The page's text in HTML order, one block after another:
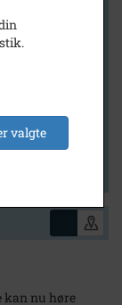
kan nu høre
valgte